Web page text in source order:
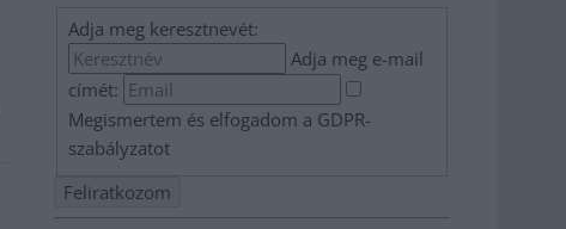
Adja meg keresztnevét:
Adja meg e-mail
címét:
Megismertem és elfogadom a GDPR-
szabályzatot